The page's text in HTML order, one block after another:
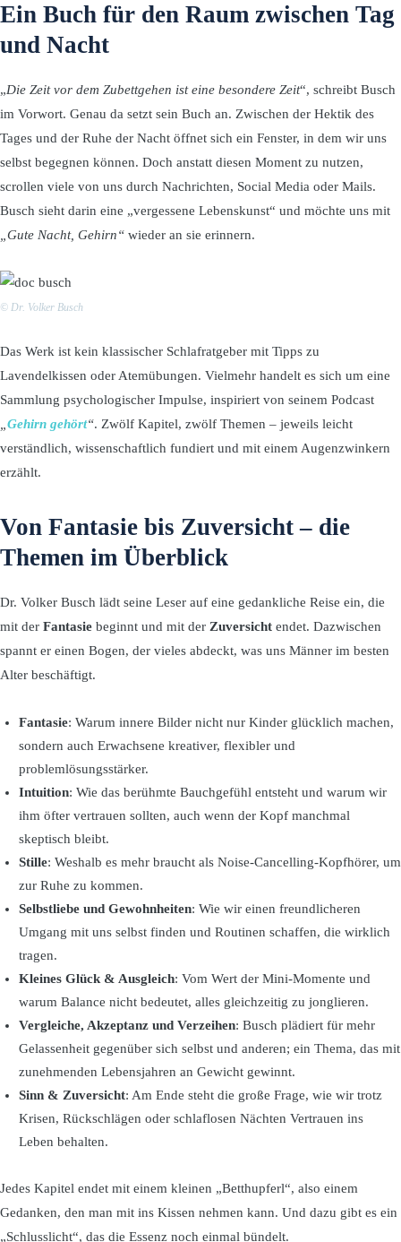
Ein Buch für den Raum zwischen Tag
und Nacht
„Die Zeit vor dem Zubettgehen ist eine besondere Zeit“, schreibt Busch
im Vorwort. Genau da setzt sein Buch an. Zwischen der Hektik des
Tages und der Ruhe der Nacht öffnet sich ein Fenster, in dem wir uns
selbst begegnen können. Doch anstatt diesen Moment zu nutzen,
scrollen viele von uns durch Nachrichten, Social Media oder Mails.
Busch sieht darin eine „vergessene Lebenskunst“ und möchte uns mit
„Gute Nacht, Gehirn“ wieder an sie erinnern.
© Dr. Volker Busch
Das Werk ist kein klassischer Schlafratgeber mit Tipps zu
Lavendelkissen oder Atemübungen. Vielmehr handelt es sich um eine
Sammlung psychologischer Impulse, inspiriert von seinem Podcast
„Gehirn gehört“. Zwölf Kapitel, zwölf Themen – jeweils leicht
verständlich, wissenschaftlich fundiert und mit einem Augenzwinkern
erzählt.
Von Fantasie bis Zuversicht – die
Themen im Überblick
Dr. Volker Busch lädt seine Leser auf eine gedankliche Reise ein, die
mit der Fantasie beginnt und mit der Zuversicht endet. Dazwischen
spannt er einen Bogen, der vieles abdeckt, was uns Männer im besten
Alter beschäftigt.
Fantasie: Warum innere Bilder nicht nur Kinder glücklich machen,
sondern auch Erwachsene kreativer, flexibler und
problemlösungsstärker.
Intuition: Wie das berühmte Bauchgefühl entsteht und warum wir
ihm öfter vertrauen sollten, auch wenn der Kopf manchmal
skeptisch bleibt.
Stille: Weshalb es mehr braucht als Noise-Cancelling-Kopfhörer, um
zur Ruhe zu kommen.
Selbstliebe und Gewohnheiten: Wie wir einen freundlicheren
Umgang mit uns selbst finden und Routinen schaffen, die wirklich
tragen.
Kleines Glück & Ausgleich: Vom Wert der Mini-Momente und
warum Balance nicht bedeutet, alles gleichzeitig zu jonglieren.
Vergleiche, Akzeptanz und Verzeihen: Busch plädiert für mehr
Gelassenheit gegenüber sich selbst und anderen; ein Thema, das mit
zunehmenden Lebensjahren an Gewicht gewinnt.
Sinn & Zuversicht: Am Ende steht die große Frage, wie wir trotz
Krisen, Rückschlägen oder schlaflosen Nächten Vertrauen ins
Leben behalten.
Jedes Kapitel endet mit einem kleinen „Betthupferl“, also einem
Gedanken, den man mit ins Kissen nehmen kann. Und dazu gibt es ein
„Schlusslicht“, das die Essenz noch einmal bündelt.